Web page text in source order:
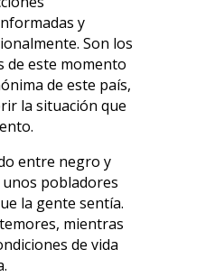
y
Son los
este momento
de este país,
la situación que
entre negro y
pobladores
la gente sentía.
mientras
de vida